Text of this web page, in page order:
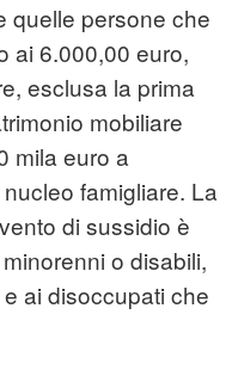
quelle persone che
ai 6.000,00 euro,
esclusa la prima
mobiliare
mila euro a
famigliare. La
di sussidio è
o disabili,
ai disoccupati che